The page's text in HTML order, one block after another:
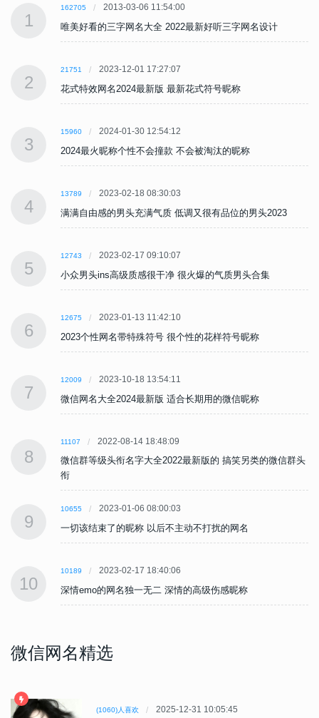
1
162705 2013-03-06 11:54:00
唯美好看的三字网名大全 2022最新好听三字网名设计
2
21751 2023-12-01 17:27:07
花式特效网名2024最新版 最新花式符号昵称
3
15960 2024-01-30 12:54:12
2024最火昵称个性不会撞款 不会被淘汰的昵称
4
13789 2023-02-18 08:30:03
满满自由感的男头充满气质 低调又很有品位的男头2023
5
12743 2023-02-17 09:10:07
小众男头ins高级质感很干净 很火爆的气质男头合集
6
12675 2023-01-13 11:42:10
2023个性网名带特殊符号 很个性的花样符号昵称
7
12009 2023-10-18 13:54:11
微信网名大全2024最新版 适合长期用的微信昵称
8
11107 2022-08-14 18:48:09
微信群等级头衔名字大全2022最新版的 搞笑另类的微信群头
衔
9
10655 2023-01-06 08:00:03
一切该结束了的昵称 以后不主动不打扰的网名
10
10189 2023-02-17 18:40:06
深情emo的网名独一无二 深情的高级伤感昵称
微信网名精选
(1060)人喜欢 2025-12-31 10:05:45